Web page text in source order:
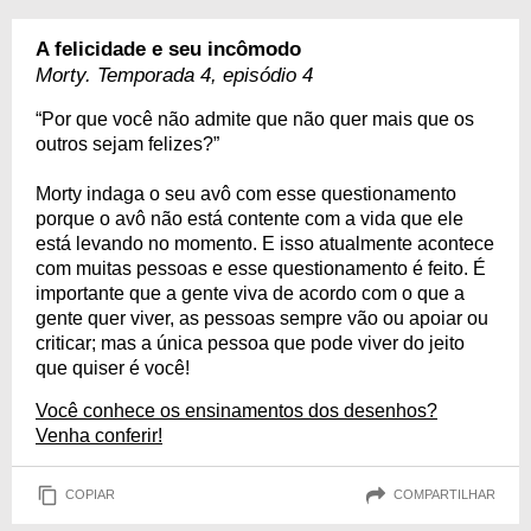
A felicidade e seu incômodo
Morty. Temporada 4, episódio 4
“Por que você não admite que não quer mais que os
outros sejam felizes?”
Morty indaga o seu avô com esse questionamento
porque o avô não está contente com a vida que ele
está levando no momento. E isso atualmente acontece
com muitas pessoas e esse questionamento é feito. É
importante que a gente viva de acordo com o que a
gente quer viver, as pessoas sempre vão ou apoiar ou
criticar; mas a única pessoa que pode viver do jeito
que quiser é você!
Você conhece os ensinamentos dos desenhos?
Venha conferir!
COPIAR COMPARTILHAR